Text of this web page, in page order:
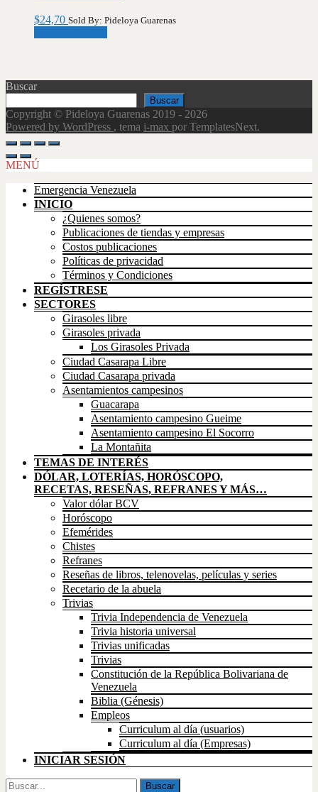
$24,70 Sold By: Pideloya Guarenas
Buscar
Buscar
Copyright © Pideloya Guarenas 2019 - 2026
Powered by WordPress , tema i-max por TemplatesNext.
Scroll
Up
MENÚ
Emergencia Venezuela
INICIO
¿Quienes somos?
Publicaciones de tiendas y empresas
Costos publicaciones
Políticas de privacidad
Términos y Condiciones
REGÍSTRESE
SECTORES
Girasoles libre
Girasoles privada
Los Girasoles Privada
Ciudad Casarapa Libre
Ciudad Casarapa privada
Asentamientos campesinos
Guacarapa
Asentamiento campesino Gueime
Asentamiento campesino El Socorro
La Montañita
TEMAS DE INTERÉS
DÓLAR, LOTERÍAS, HORÓSCOPO,
RECETAS, RESEÑAS, REFRANES Y MÁS…
Valor dólar BCV
Horóscopo
Efemérides
Chistes
Refranes
Reseñas de libros, telenovelas, películas y series
Recetario de la abuela
Trivias
Trivia Independencia de Venezuela
Trivia historia universal
Trivias unificadas
Trivias
Constitución de la República Bolivariana de
Venezuela
Biblia (Génesis)
Empleos
Curriculum al día (usuarios)
Curriculum al día (Empresas)
INICIAR SESIÓN
Buscar